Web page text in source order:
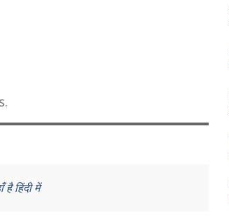
हिंदी में